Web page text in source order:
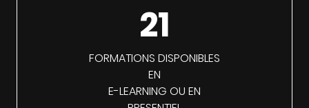
21
FORMATIONS DISPONIBLES
EN
E-LEARNING OU EN